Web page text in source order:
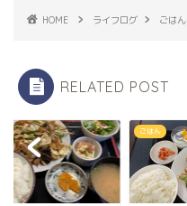
HOME ライフログ ごはん
RELATED POST
ごはん